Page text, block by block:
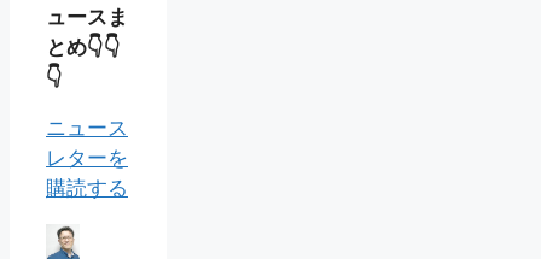
ュースま
とめ👇👇
👇
ニュース
レターを
購読する